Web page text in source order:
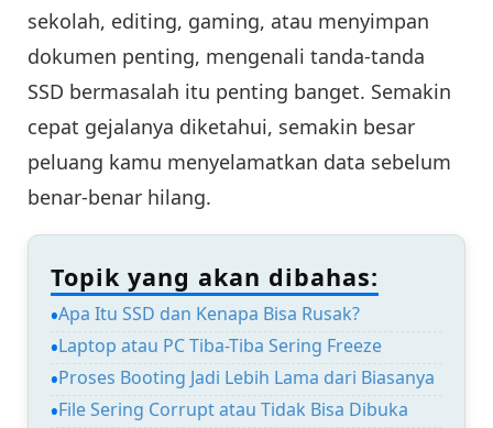
sekolah, editing, gaming, atau menyimpan
dokumen penting, mengenali tanda-tanda
SSD bermasalah itu penting banget. Semakin
cepat gejalanya diketahui, semakin besar
peluang kamu menyelamatkan data sebelum
benar-benar hilang.
Topik yang akan dibahas:
Apa Itu SSD dan Kenapa Bisa Rusak?
Laptop atau PC Tiba-Tiba Sering Freeze
Proses Booting Jadi Lebih Lama dari Biasanya
File Sering Corrupt atau Tidak Bisa Dibuka